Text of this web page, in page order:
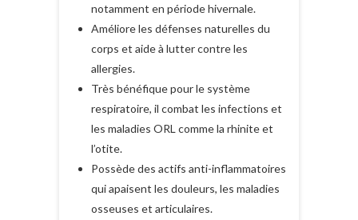
notamment en période hivernale.
Améliore les défenses naturelles du
corps et aide à lutter contre les
allergies.
Très bénéfique pour le système
respiratoire, il combat les infections et
les maladies ORL comme la rhinite et
l’otite.
Possède des actifs anti-inflammatoires
qui apaisent les douleurs, les maladies
osseuses et articulaires.